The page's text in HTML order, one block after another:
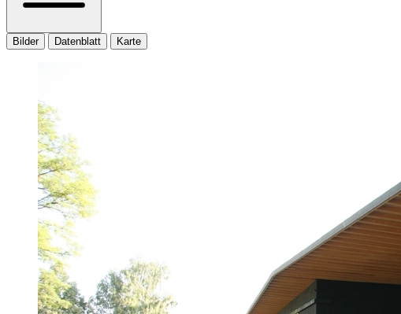
Bilder Datenblatt Karte